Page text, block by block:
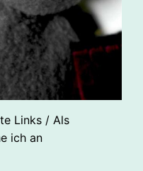
Links / Als
ich an